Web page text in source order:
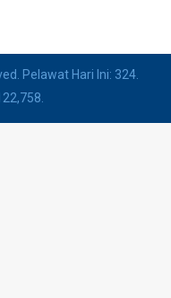
Pelawat Hari Ini: 324.